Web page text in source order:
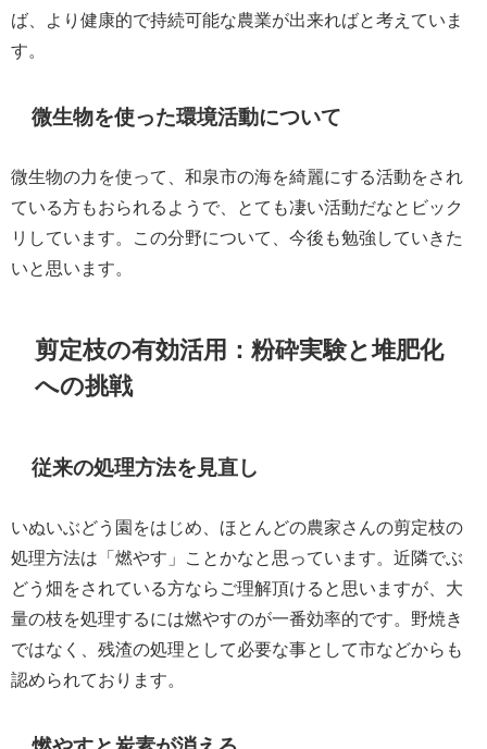
ば、より健康的で持続可能な農業が出来ればと考えていま
す。
微生物を使った環境活動について
微生物の力を使って、和泉市の海を綺麗にする活動をされ
ている方もおられるようで、とても凄い活動だなとビック
リしています。この分野について、今後も勉強していきた
いと思います。
剪定枝の有効活用：粉砕実験と堆肥化
への挑戦
従来の処理方法を見直し
いぬいぶどう園をはじめ、ほとんどの農家さんの剪定枝の
処理方法は「燃やす」ことかなと思っています。近隣でぶ
どう畑をされている方ならご理解頂けると思いますが、大
量の枝を処理するには燃やすのが一番効率的です。野焼き
ではなく、残渣の処理として必要な事として市などからも
認められております。